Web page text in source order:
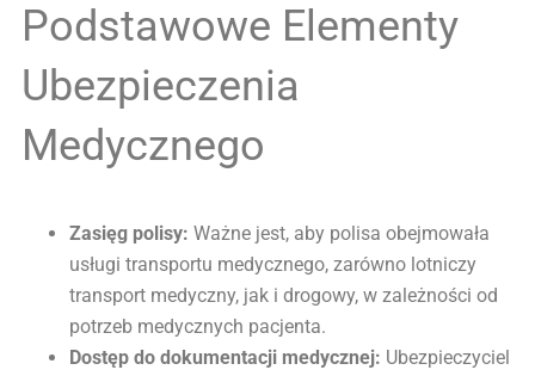
Podstawowe Elementy
Ubezpieczenia
Medycznego
Zasięg polisy: Ważne jest, aby polisa obejmowała
usługi transportu medycznego, zarówno lotniczy
transport medyczny, jak i drogowy, w zależności od
potrzeb medycznych pacjenta.
Dostęp do dokumentacji medycznej: Ubezpieczyciel